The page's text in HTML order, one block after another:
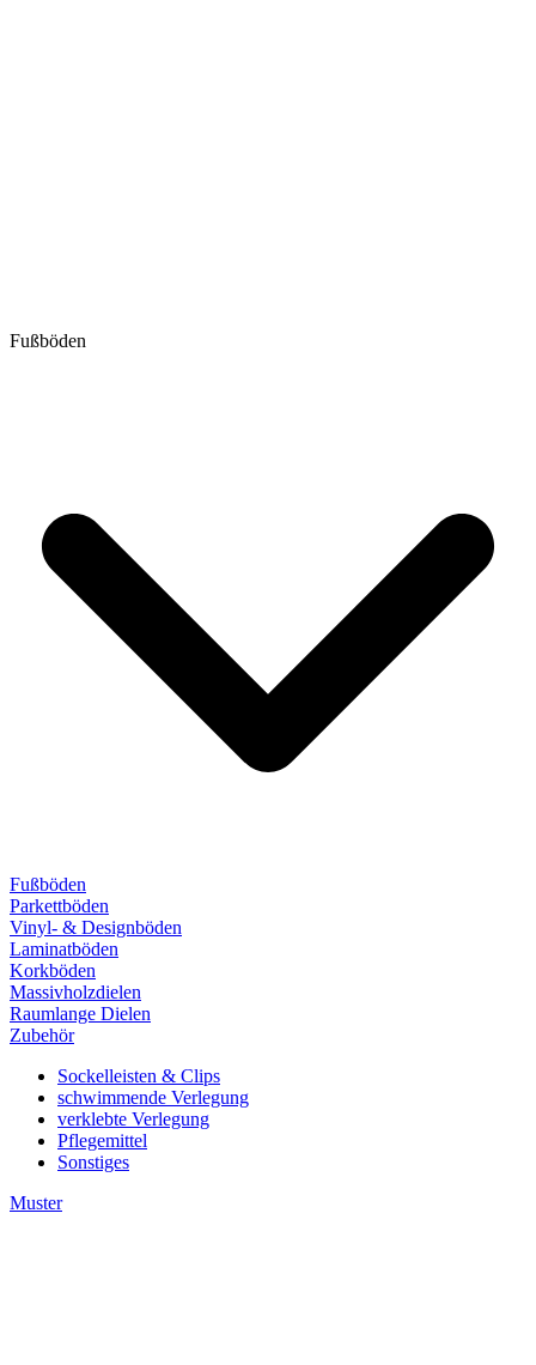
Fußböden
Fußböden
Parkettböden
Vinyl- & Designböden
Laminatböden
Korkböden
Massivholzdielen
Raumlange Dielen
Zubehör
Sockelleisten & Clips
schwimmende Verlegung
verklebte Verlegung
Pflegemittel
Sonstiges
Muster